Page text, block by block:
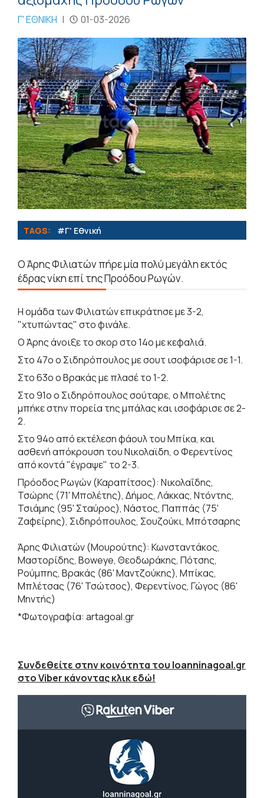
Γ' ΕΘΝΙΚΗ | 01-03-2026
TAGS: #Γ' Εθνική
Ο Άρης Φιλιατών πήρε μία πολύ μεγάλη εκτός
έδρας νίκη επί της Προόδου Ρωγών.
Η ομάδα των Φιλιατών επικράτησε με 3-2,
"χτυπώντας" στο φινάλε.
Ο Άρης άνοιξε το σκορ στο 14ο με κεφαλιά.
Στο 47ο ο Σιδηρόπουλος με σουτ ισοφάρισε σε 1-1.
Στο 63ο ο Βρακάς με πλασέ το 1-2.
Στο 91ο ο Σιδηρόπουλος σούταρε, ο Μπολέτης
μπήκε στην πορεία της μπάλας και ισοφάρισε σε 2-
2.
Στο 94ο από εκτέλεση φάουλ του Μπίκα, και
ασθενή απόκρουση του Νικολαϊδη, ο Φερεντίνος
από κοντά "έγραψε" το 2-3.
Πρόοδος Ρωγών (Καραπίτσος): Νικολαΐδης,
Τσώρης (71' Μπολέτης), Δήμος, Λάκκας, Ντόντης,
Τσιάμης (95' Σταύρος), Νάστος, Παππάς (75'
Ζαφείρης), Σιδηρόπουλος, Σουζούκι, Μπότσαρης
Άρης Φιλιατών (Μουρούτης): Κωνσταντάκος,
Μαστορίδης, Boweye, Θεοδωράκης, Πότσης,
Ρούμπης, Βρακάς (86' Μαντζούκης), Μπίκας,
Μπλέτσας (76' Τσώτσος), Φερεντίνος, Γώγος (86'
Μηντής)
*Φωτογραφία: artagoal.gr
Συνδεθείτε στην κοινότητα του Ioanninagoal.gr
στο Viber κάνοντας κλικ εδώ!